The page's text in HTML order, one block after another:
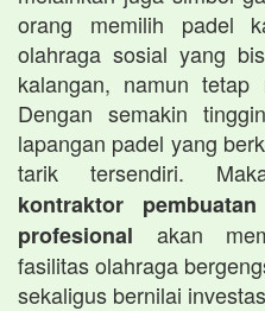
orang memilih padel
olahraga sosial yang
kalangan, namun tetap
Dengan semakin
lapangan padel yang
tarik tersendiri.
kontraktor
profesional akan
fasilitas olahraga
sekaligus bernilai